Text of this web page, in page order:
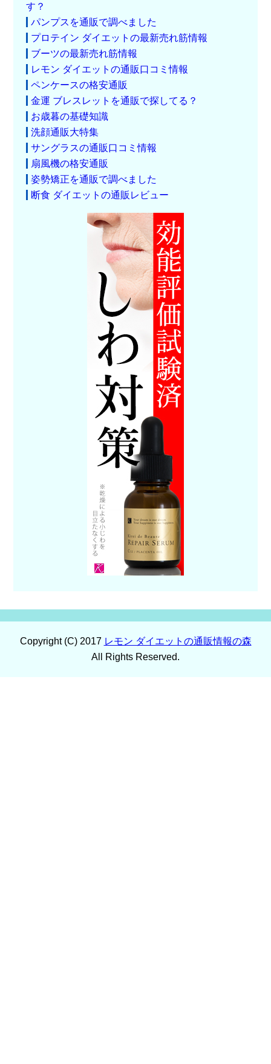
す？
パンプスを通販で調べました
プロテイン ダイエットの最新売れ筋情報
ブーツの最新売れ筋情報
レモン ダイエットの通販口コミ情報
ペンケースの格安通販
金運 ブレスレットを通販で探してる？
お歳暮の基礎知識
洗顔通販大特集
サングラスの通販口コミ情報
扇風機の格安通販
姿勢矯正を通販で調べました
断食 ダイエットの通販レビュー
Copyright (C) 2017 レモン ダイエットの通販情報の森
All Rights Reserved.